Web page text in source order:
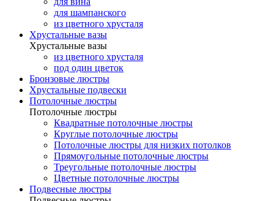
для шампанского
из цветного хрусталя
Хрустальные вазы
Хрустальные вазы
из цветного хрусталя
под один цветок
Бронзовые люстры
Хрустальные подвески
Потолочные люстры
Потолочные люстры
Квадратные потолочные люстры
Круглые потолочные люстры
Потолочные люстры для низких потолков
Прямоугольные потолочные люстры
Треугольные потолочные люстры
Цветные потолочные люстры
Подвесные люстры